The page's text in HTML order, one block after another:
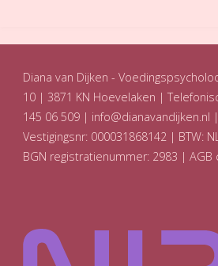
Diana van Dijken -
10 | 3871 KN Hoevelaken |
145 06 509 | info@dianavandijken.nl
Vestigingsnr: 000031868142 | BTW:
BGN registratienummer: 2983 | AGB